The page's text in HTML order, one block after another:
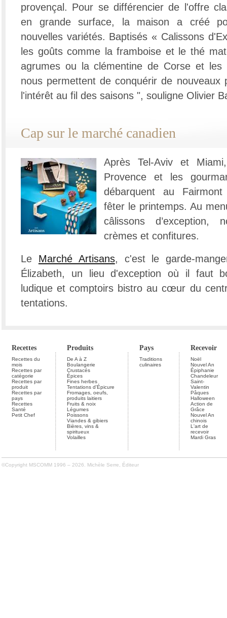
provençal. Pour se différencier de l'offre
en grande surface, la maison a créé
nouvelles variétés. Baptisés « Calissons
les goûts comme la framboise et le thé
agrumes ou la clémentine de Corse et
nous permettent de conquérir de nouveaux
l'intérêt au fil des saisons ", souligne Olivier
Cap sur le marché canadien
Après Tel-Aviv et
Provence et les
débarquent au
fêter le printemps. Au
câlissons d’exception,
crèmes et confitures.
Le Marché Artisans, c'est le garde-
Élizabeth, un lieu d'exception où il faut
ludique et comptoirs bistro au cœur du
tentations.
Recettes Produits Pays Recevoir
Recettes du
mois
Recettes par
catégorie
Recettes par
produit
Recettes par
pays
Recettes
Santé
Petit Chef
De A à Z
Boulangerie
Crustacés
Épices
Fines herbes
Tentations d'Épicure
Fromages, oeufs,
produits laitiers
Fruits & noix
Légumes
Poissons
Viandes & gibiers
Bières, vins &
spiritueux
Volailles
Traditions
culinaires
Noël
Nouvel An
Épiphanie
Chandeleur
Saint-
Valentin
Pâques
Halloween
Action de
Grâce
Nouvel An
chinois
L'art de
recevoir
Mardi Gras
©Copyright MSCOMM 1996 – 2026. Michèle Serre, Éditeur